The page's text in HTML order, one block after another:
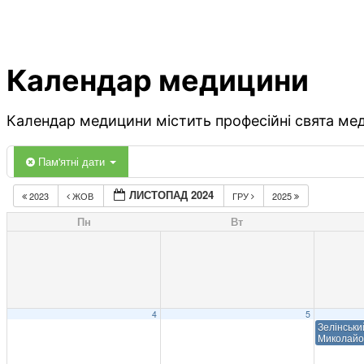
Календар медицини
Календар медицини містить професійні свята
Пам'ятні дати
2023 ЖОВ ЛИСТОПАД 2024 ГРУ 2025
Пн Вт
4 5